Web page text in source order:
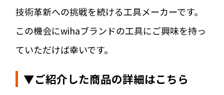
技術革新への挑戦を続ける工具メーカーです。
この機会にwihaブランドの工具にご興味を持っ
ていただけば幸いです。
▼ご紹介した商品の詳細はこちら